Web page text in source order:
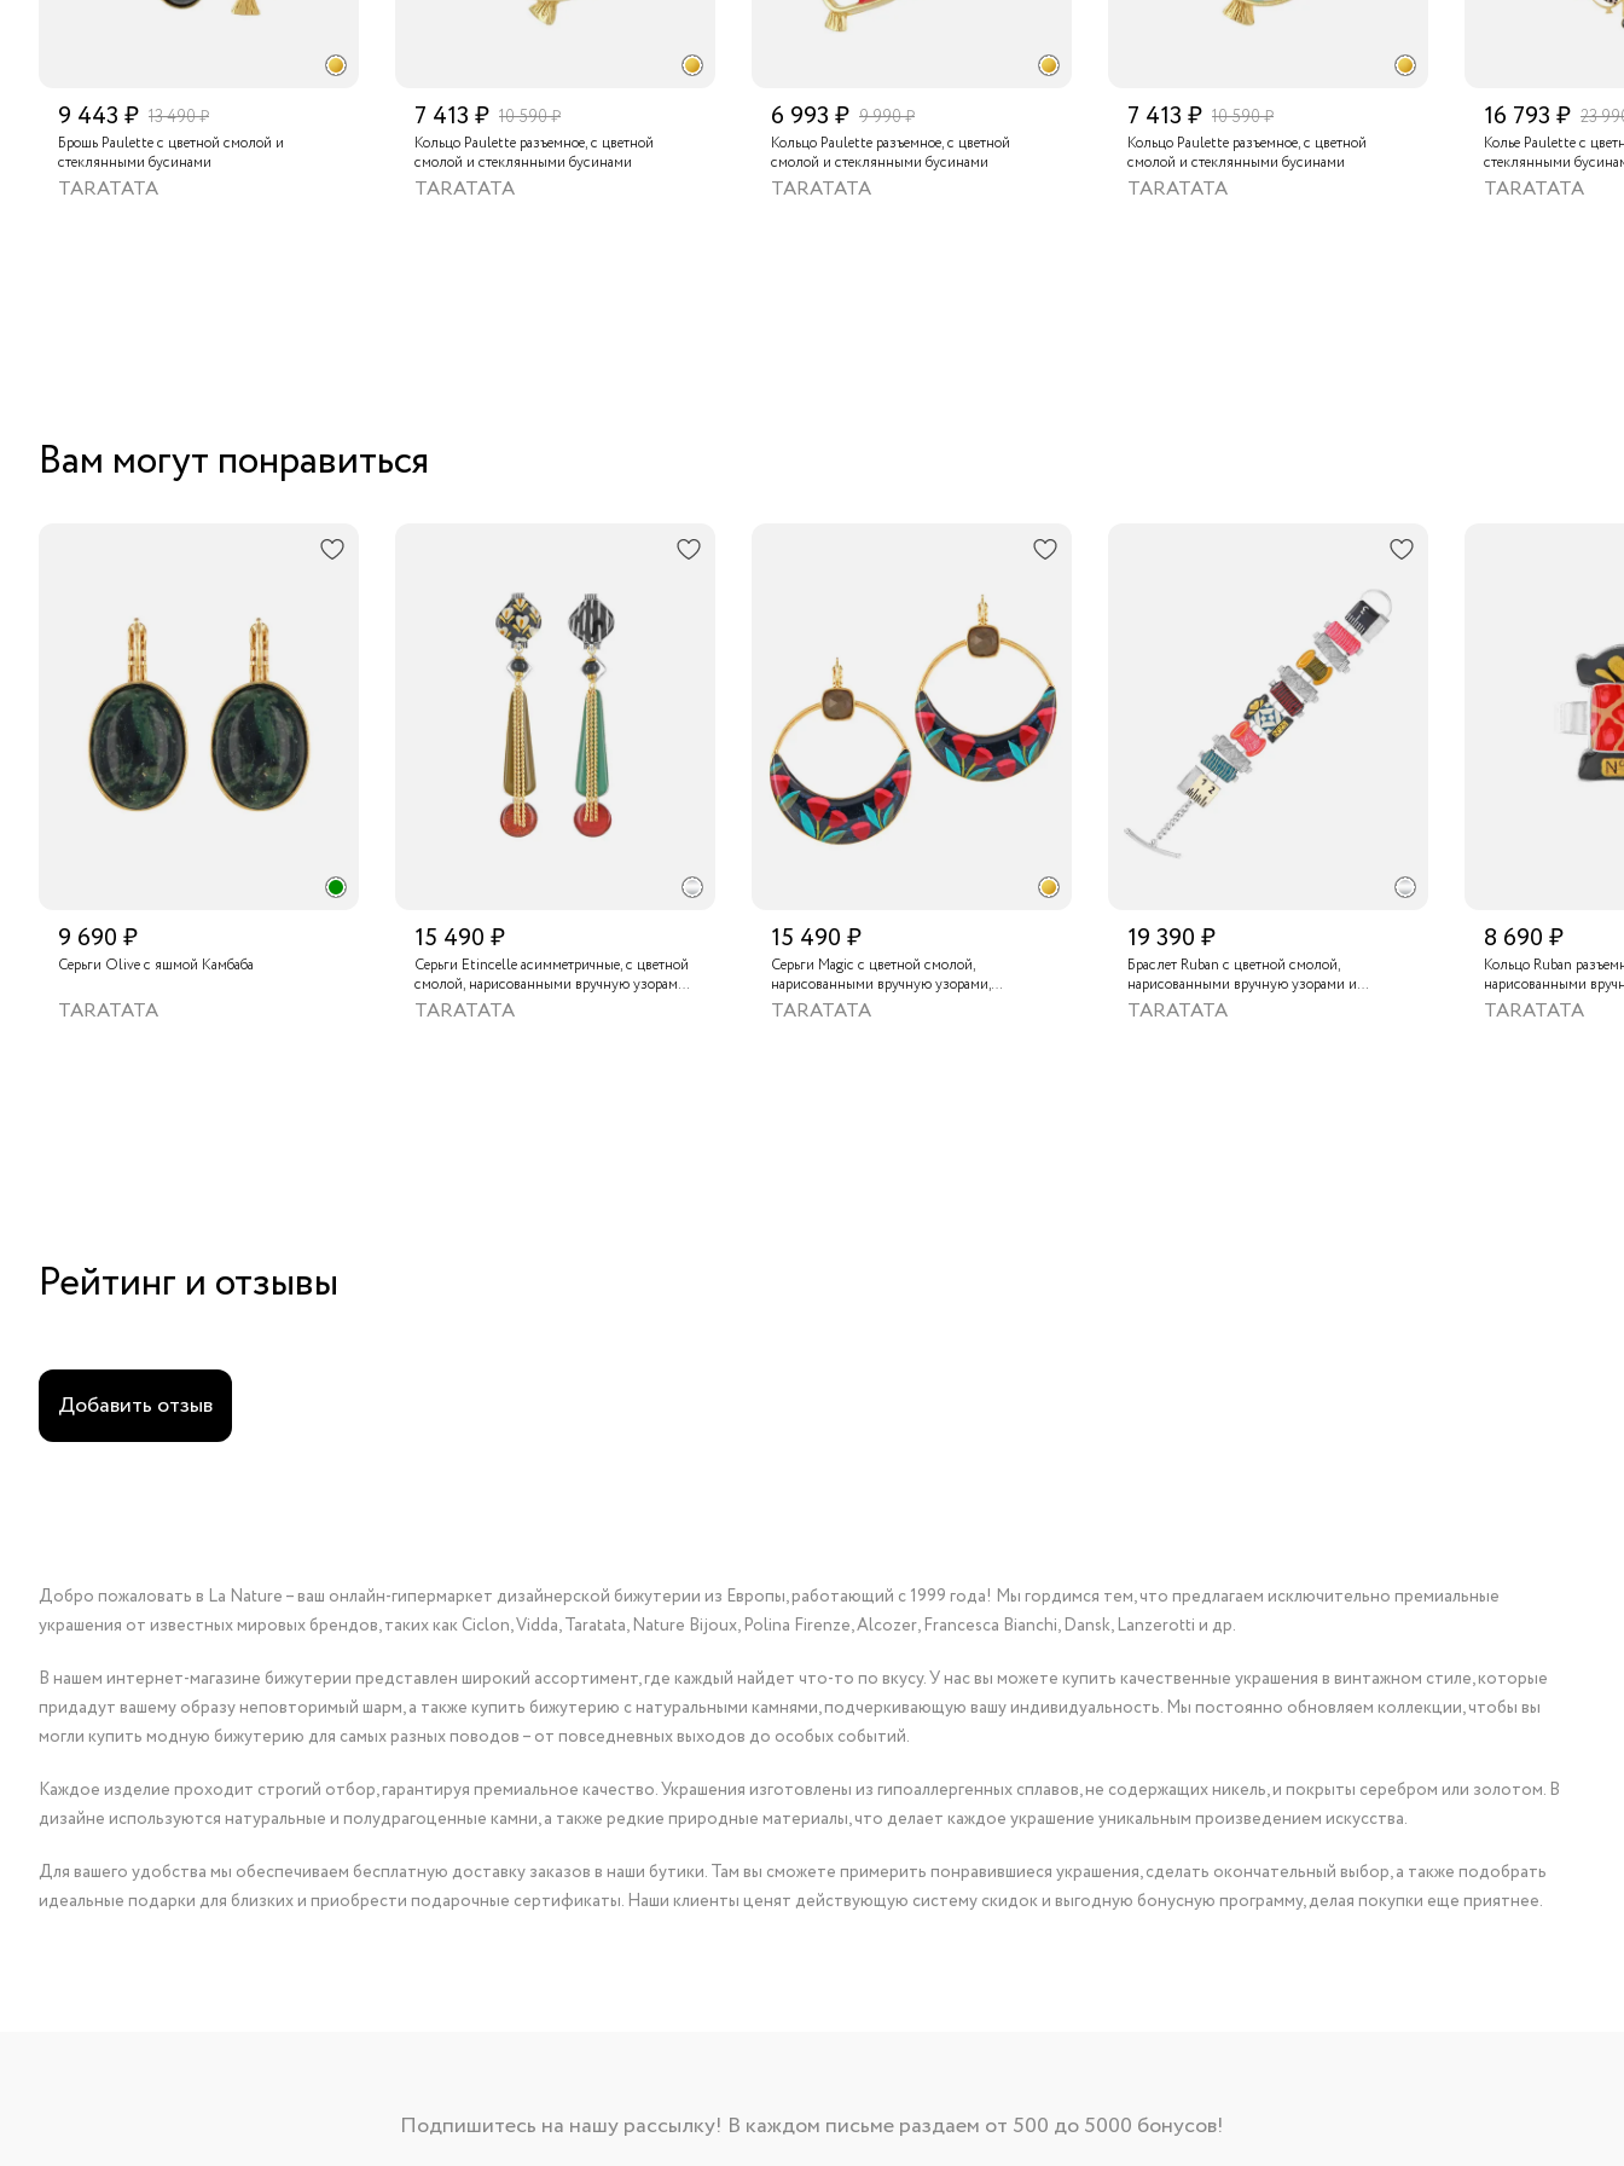
9 443 ₽ 13 490 ₽
Брошь Paulette с цветной смолой и
стеклянными бусинами
TARATATA
7 413 ₽ 10 590 ₽
Кольцо Paulette разъемное, с цветной
смолой и стеклянными бусинами
TARATATA
6 993 ₽ 9 990 ₽
Кольцо Paulette разъемное, с цветной
смолой и стеклянными бусинами
TARATATA
7 413 ₽ 10 590 ₽
Кольцо Paulette разъемное, с цветной
смолой и стеклянными бусинами
TARATATA
16 793 ₽ 23
Колье Paulette с
стеклянными
TARATATA
Вам могут понравиться
9 690 ₽
Серьги Olive с яшмой Камбаба
TARATATA
15 490 ₽
Серьги Etincelle асимметричные, с цветной
смолой, нарисованными вручную узорами,
слюдяным порошком, стеклянной бусиной,
тонированным гематитом и золотой
TARATATA
15 490 ₽
Серьги Magic с цветной смолой,
нарисованными вручную узорами,
лабрадоритом и металлизированной
крааской
TARATATA
19 390 ₽
Браслет Ruban с цветной смолой,
нарисованными вручную узорами и
золотой краской
TARATATA
8 690 ₽
Кольцо Ruban
нарисованными
золотой краской
TARATATA
Рейтинг и отзывы
Добавить отзыв
Добро пожаловать в La Nature – ваш онлайн-гипермаркет дизайнерской бижутерии из Европы, работающий с 1999 года! Мы гордимся тем, что предлагаем исключительно премиальные
украшения от известных мировых брендов, таких как Ciclon, Vidda, Taratata, Nature Bijoux, Polina Firenze, Alcozer, Francesca Bianchi, Dansk, Lanzerotti и др.
В нашем интернет-магазине бижутерии представлен широкий ассортимент, где каждый найдет что-то по вкусу. У нас вы можете купить качественные украшения в винтажном стиле, которые
придадут вашему образу неповторимый шарм, а также купить бижутерию с натуральными камнями, подчеркивающую вашу индивидуальность. Мы постоянно обновляем коллекции, чтобы вы
могли купить модную бижутерию для самых разных поводов – от повседневных выходов до особых событий.
Каждое изделие проходит строгий отбор, гарантируя премиальное качество. Украшения изготовлены из гипоаллергенных сплавов, не содержащих никель, и покрыты серебром или золотом. В
дизайне используются натуральные и полудрагоценные камни, а также редкие природные материалы, что делает каждое украшение уникальным произведением искусства.
Для вашего удобства мы обеспечиваем бесплатную доставку заказов в наши бутики. Там вы сможете примерить понравившиеся украшения, сделать окончательный выбор, а также подобрать
идеальные подарки для близких и приобрести подарочные сертификаты. Наши клиенты ценят действующую систему скидок и выгодную бонусную программу, делая покупки еще приятнее.
Подпишитесь на нашу рассылку! В каждом письме раздаем от 500 до 5000 бонусов!